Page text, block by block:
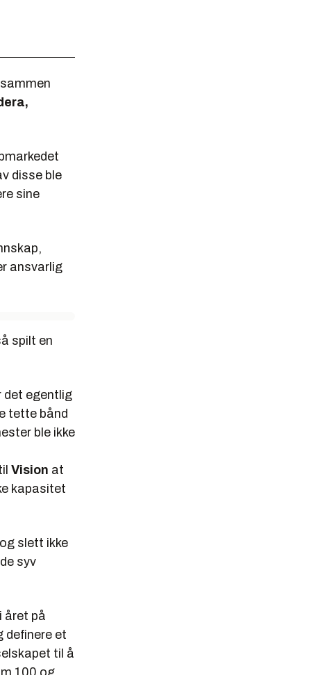
disse ble
sine
ansvarlig
spilt en
det egentlig
tette bånd
ble ikke
Vision at
kapasitet
slett ikke
syv
året på
definere et
til å
100 og